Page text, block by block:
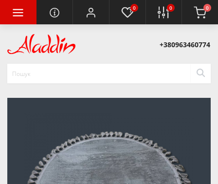
0 0 0
+380963460774